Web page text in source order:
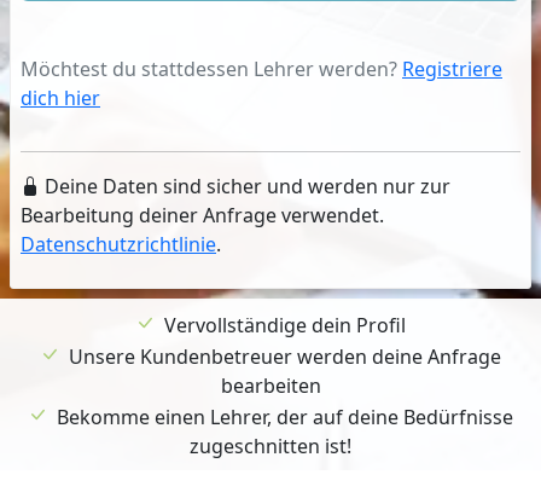
Möchtest du stattdessen Lehrer werden? Registriere
dich hier
Deine Daten sind sicher und werden nur zur
Bearbeitung deiner Anfrage verwendet.
Datenschutzrichtlinie.
Vervollständige dein Profil
Unsere Kundenbetreuer werden deine Anfrage
bearbeiten
Bekomme einen Lehrer, der auf deine Bedürfnisse
zugeschnitten ist!